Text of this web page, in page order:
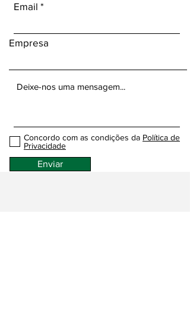
Email
Empresa
Concordo com as condições da Política de
Privacidade
Enviar